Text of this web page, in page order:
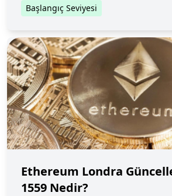
Başlangıç Seviyesi
Ethereum Londra
1559 Nedir?